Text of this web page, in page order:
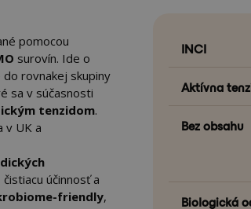
pomocou
surovín. Ide o
do rovnakej skupiny
sa v súčasnosti
tenzidom.
v UK a
účinnosť a
friendly,
INCI
Aktívna
Bez obsahu
Biologická